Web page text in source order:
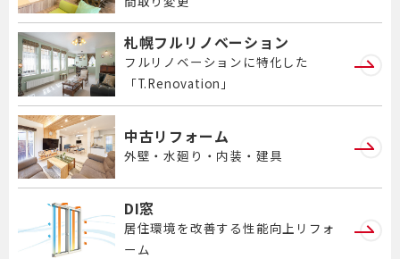
札幌フルリノベーション
フルリノベーションに特化した
「T.Renovation」
中古リフォーム
外壁・水廻り・内装・建具
DI窓
居住環境を改善する性能向上リフォ
ーム